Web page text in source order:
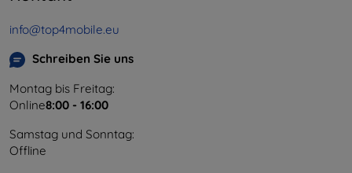
info@top4mobile.eu
Schreiben Sie uns
Montag bis Freitag:
Online8:00 - 16:00
Samstag und Sonntag:
Offline